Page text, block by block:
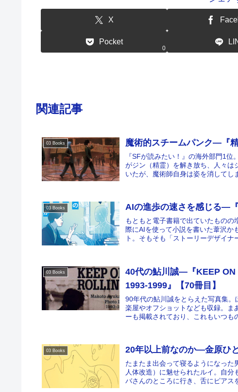
X
Pocket
0
関連記事
03 Books 魔術的スチームパンク―『精
『SFが読みたい！』の海外部門1
がジン（精霊）を解き放ち、人々は
いたが、魔術師自身は姿を消してし
03 Books AIの進歩の速さを感じる―
もともと電子書籍で出ていたもの
際にAIを使って小説を書いた葦沢か
ト。そもそも「ストーリーデザイナ
03 Books
40代の鮎川誠―『KEEP
1993-1999』【70冊目】
90年代の鮎川誠をとらえた写真集。
楽屋やオフショットなども収録。ま
ーも掲載されており、これもいつも
03 Books 20年以上前なのか―金原ひ
たまたま出会って寝るようになっ
人体改造）に魅せられたルイ。自
バさんのところに行き、舌にピアス